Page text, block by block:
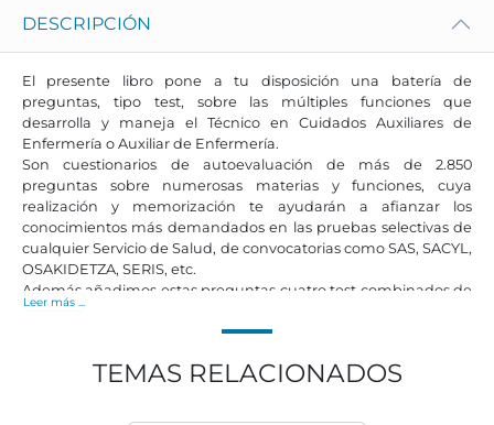
DESCRIPCIÓN
El presente libro pone a tu disposición una batería de
preguntas, tipo test, sobre las múltiples funciones que
desarrolla y maneja el Técnico en Cuidados Auxiliares de
Enfermería o Auxiliar de Enfermería.
Son cuestionarios de autoevaluación de más de 2.850
preguntas sobre numerosas materias y funciones, cuya
realización y memorización te ayudarán a afianzar los
conocimientos más demandados en las pruebas selectivas de
cualquier Servicio de Salud, de convocatorias como SAS, SACYL,
OSAKIDETZA, SERIS, etc.
Además añadimos estas preguntas cuatro test combinados de
diversas materias, acerca de las tareas que deben realizar estos
herramienta útil para afrontar con garantías las pruebas
Leer más ...
TEMAS RELACIONADOS